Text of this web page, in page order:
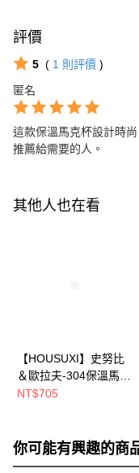
評價
5 ( 1 則評價 )
匿名
這款保溫馬克杯設計時
推薦給需要的人。
其他人也在看
【HOUSUXI】史努比
＆歐拉夫-304保溫馬克
杯400ml(款式任選)【5
NT$705
你可能有興趣的商